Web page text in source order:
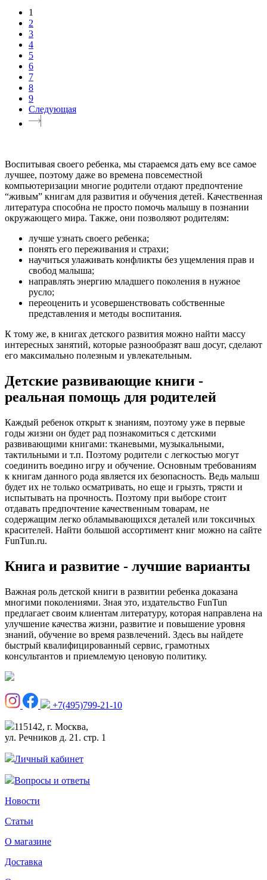
1
2
3
4
5
6
7
8
9
Следующая
Воспитывая своего ребенка, мы стараемся дать ему все самое
лучшее, поэтому даже во времена повсеместной
компьютеризации многие родители отдают предпочтение
“живым” книгам для развития и обучения детей. Качественная
литература способна не просто помочь малышу в познании
окружающего мира. Также, они позволяют родителям:
лучше узнать своего ребенка;
понять его переживания и страхи;
научиться улаживать конфликты без ущемления прав и
свобод малыша;
направлять энергию младшего поколения в нужное
русло;
переоценить и усовершенствовать собственные
представления и методы воспитания.
К тому же, в книгах детского развития можно найти массу
интересных занятий, которые разнообразят ваш досуг, сделают
его максимально полезным и увлекательным.
Детские развивающие книги -
реальная помощь для родителей
Каждый ребенок открыт к знаниям, поэтому уже в первые
годы жизни он будет рад познакомиться с детскими
развивающими книгами: тканевыми, музыкальными,
тактильными и т.п. Поэтому родители с легкостью могут
соединить воедино игру и обучение. Основным требованиям
к книгам данного рода является их безопасность. Ведь малыш
будет их не только осматривать, но еще и грызть, трясти и
испытывать на прочность. Поэтому при выборе стоит
отдавать предпочтение качественным товарам, не
содержащим легко обламывающихся деталей или токсичных
красителей. Найти большой ассортимент книг можно на сайте
FunTun.ru.
Книга и развитие - лучшие варианты
Важная роль детской книги в развитии ребенка доказана
многими поколениями. Зная это, издательство FunTun
предлагает своим клиентам литературу, которая направлена на
улучшение качества жизни, развитие и повышение уровня
знаний, обучение во время развлечений. Здесь вы найдете
быстрый квалифицированный сервис, грамотных
консультантов и приемлемую ценовую политику.
+7(495)799-21-10
115142, г. Москва,
ул. Речников д. 21. стр. 1
Личный кабинет
Вопросы и ответы
Новости
Статьи
О магазине
Доставка